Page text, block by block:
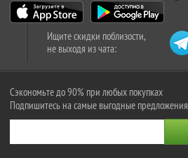
Ищите скидки поблизости,
не выходя из чата:
Сэкономьте до 90% при любых покупках
Подпишитесь на самые выгодные предложения